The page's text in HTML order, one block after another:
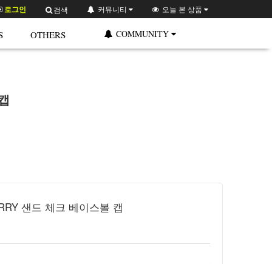
로그인 검색 커뮤니티 오늘 본 상품
OTHERS COMMUNITY
샌드 체크 베이스볼 캡